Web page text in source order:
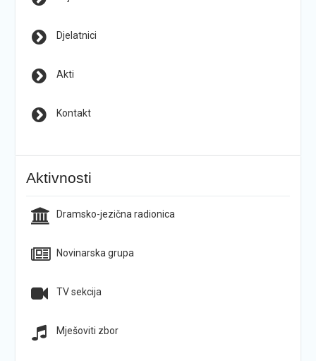
Djelatnici
Akti
Kontakt
Aktivnosti
Dramsko-jezična radionica
Novinarska grupa
TV sekcija
Mješoviti zbor